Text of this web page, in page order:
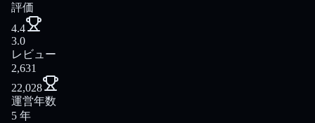
評価
4.4
3.0
レビュー
2,631
22,028
運営年数
5 年